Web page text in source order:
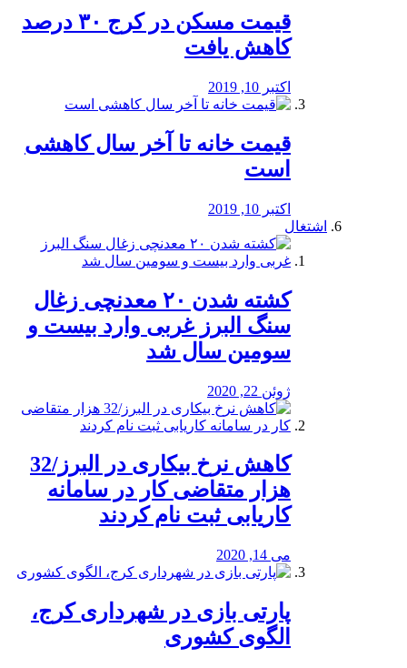
️قیمت مسکن در کرج ۳۰ درصد
کاهش یافت
اکتبر 10, 2019
قیمت خانه تا آخر سال کاهشی
است
اکتبر 10, 2019
اشتغال
کشته شدن ۲۰ معدنچی زغال
سنگ البرز غربی وارد بیست و
سومین سال شد
ژوئن 22, 2020
کاهش نرخ بیکاری در البرز/32
هزار متقاضی کار در سامانه
کاریابی ثبت نام کردند
می 14, 2020
پارتی بازی در شهرداری کرج،
الگوی کشوری